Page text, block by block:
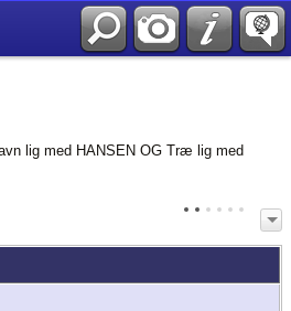
lig med HANSEN OG Træ lig med